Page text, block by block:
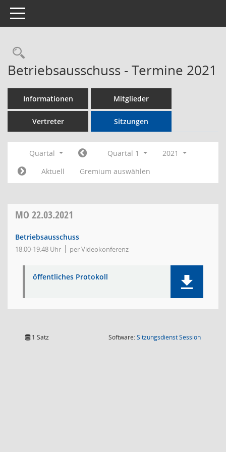
Toggle navigation
Rechercheauswahl
Betriebsausschuss - Termine 2021
Informationen Mitglieder
Vertreter Sitzungen
Quartal Quartal 1
2021
Aktuell
Gremium auswählen
MO 22.03.2021
Betriebsausschuss
18:00-19:48 Uhr per Videokonferenz
öffentliches Protokoll
1 Satz Software:SitzungsdienstSession(Wird in